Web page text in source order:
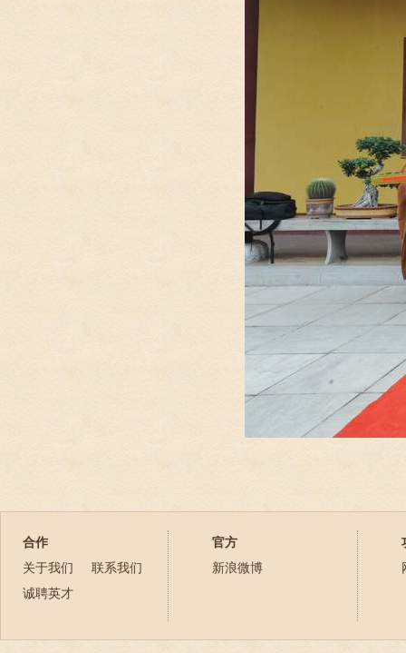
合作
关于我们
联系我们
诚聘英才
官方
新浪微博